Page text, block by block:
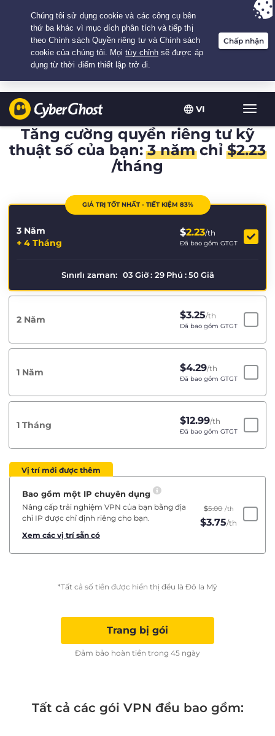
VI
đổi
điều
Your choice:The Best Dealfor 3.3333333333333-years at $
/month
Tăng cường quyền riêng tư kỹ
thuật số của bạn:3 nămchỉ$2.23
/tháng
GIÁ TRỊ TỐT NHẤT - TIẾT KIỆM 83%
3 Năm
+ 4 Tháng
$2.23/th
Đã bao gồm GTGT
Sınırlı zaman: 03 Giờ : 29 Phú : 50 Giâ
2 Năm $3.25/th
Đã bao gồm GTGT
1 Năm $4.29/th
Đã bao gồm GTGT
1 Tháng $12.99/th
Đã bao gồm GTGT
Vị trí mới được thêm
Bao gồm một IP chuyên dụng
Nâng cấp trải nghiệm VPN của bạn bằng địa
chỉ IP được chỉ định riêng cho bạn.
Xem các vị trí sẵn có
$5.00 /th
$3.75/th
*Tất cả số tiền được hiển thị đều là Đô la Mỹ
Trang bị gói
Đảm bảo hoàn tiền trong 45 ngày
Tất cả các gói VPN đều bao gồm: